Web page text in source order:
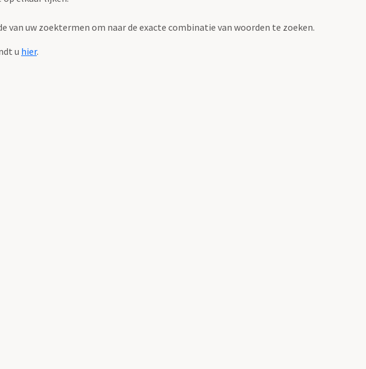
van uw zoektermen om naar de exacte combinatie van woorden te zoeken.
u hier.